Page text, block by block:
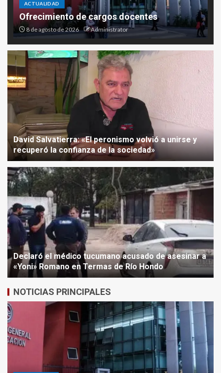
ACTUALIDAD
Ofrecimiento de cargos docentes
8 de agosto de 2026 Administrator
David Salvatierra: «El peronismo volvió a unirse y
recuperó la confianza de la sociedad»
Declaró el médico tucumano acusado de asesinar a
«Yoni» Romano en Termas de Río Hondo
NOTICIAS PRINCIPALES
ACTUALIDAD ESPACIO POLITICO
Las Termas recibe una
histórica fecha internacional
del Rally Raid